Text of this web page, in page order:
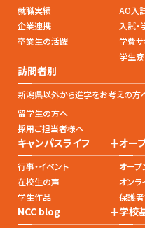
就職実績
企業連携
卒業生の活躍
AO入
入試・
学費
学生寮
訪問者別
新潟県以外から進学をお考えの方
留学生の方へ
採用ご担当者様へ
キャンパスライフ +
行事・イベント
在校生の声
学生作品
オー
オープ
オンラ
保護
NCC blog +学校